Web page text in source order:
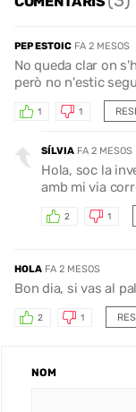
PEP ESTOIC FA 2 MESOS
No queda clar on
però no n'estic
1 1
SÍLVIA FA 2 MESOS
Hola, soc la
amb mi via
2 1
HOLA FA 2 MESOS
Bon dia, si vas al
2 1
NOM